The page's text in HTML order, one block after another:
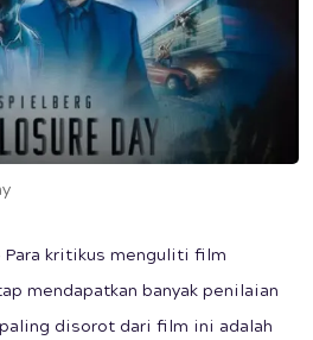
Para kritikus menguliti film
mendapatkan banyak penilaian
disorot dari film ini adalah